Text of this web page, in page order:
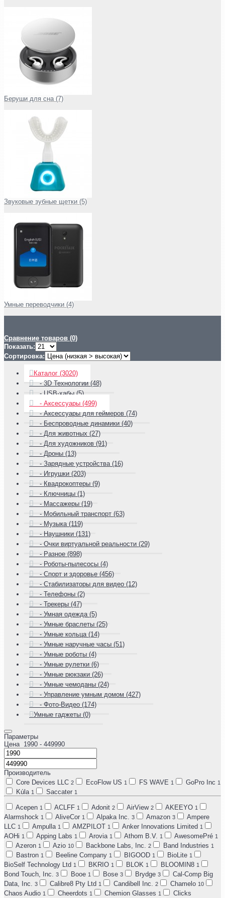
Беруши для сна (7)
Звуковые зубные щетки (5)
Умные переводчики (4)
Сравнение товаров (0)
Показать:
Сортировка:
Каталог (3020)
- 3D Технологии (48)
- USB-хабы (5)
- Аксессуары (499)
- Аксессуары для геймеров (74)
- Беспроводные динамики (40)
- Для животных (27)
- Для художников (91)
- Дроны (13)
- Зарядные устройства (16)
- Игрушки (203)
- Квадрокоптеры (9)
- Ключницы (1)
- Массажеры (19)
- Мобильный транспорт (63)
- Музыка (119)
- Наушники (131)
- Очки виртуальной реальности (29)
- Разное (898)
- Роботы-пылесосы (4)
- Спорт и здоровье (456)
- Стабилизаторы для видео (12)
- Телефоны (2)
- Трекеры (47)
- Умная одежда (5)
- Умные браслеты (25)
- Умные кольца (14)
- Умные наручные часы (51)
- Умные роботы (4)
- Умные рулетки (6)
- Умные рюкзаки (26)
- Умные чемоданы (24)
- Управление умным домом (427)
- Фото-Видео (174)
Умные гаджеты (0)
Параметры
Цена 1990 - 449990
Производитель
Core Devices LLC 2 EcoFlow US 1 FS WAVE 1 GoPro Inc 1
Kúla 1 Saccater 1
Acepen 1 ACLFF 1 Adonit 2 AirView 2 AKEEYO 1
Alarmshock 1 AliveCor 1 Alpaka Inc. 3 Amazon 3
Ampere
LLC 1 Ampulla 1 AMZPILOT 1 Anker Innovations Limited 1
AOHi 1 Apping Labs 1 Arovia 1 Athom B.V. 1 AwesomePré 1
Azeron 1 Azio 10 Backbone Labs, Inc. 2 Band Industries 1
Bastron 1 Beeline Company 1 BIGOOD 1 BioLite 1
BioSelf Technology Ltd 1 BKRIO 1 BLOK 1 BLOOMIN8 1
Bond Touch, Inc. 3 Booe 1 Bose 3 Brydge 3
Cal-Comp Big
Data, Inc. 3 Calibre8 Pty Ltd 1 Candibell Inc. 2 Chamelo 10
Chaos Audio 1 Cheerdots 1 Chemion Glasses 1
Clicks